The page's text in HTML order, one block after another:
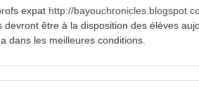
expat http://
être à la disposition des élèves
dans les meilleures conditions.